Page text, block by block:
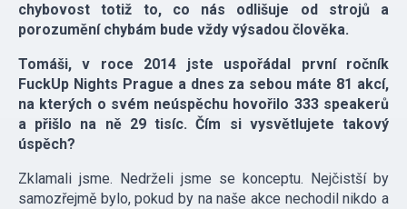
chybovost totiž to, co nás odlišuje od strojů a
porozumění chybám bude vždy výsadou člověka.
Tomáši, v roce 2014 jste uspořádal první ročník
FuckUp Nights Prague a dnes za sebou máte 81 akcí,
na kterých o svém neúspěchu hovořilo 333 speakerů
a přišlo na ně 29 tisíc. Čím si vysvětlujete takový
úspěch?
Zklamali jsme. Nedrželi jsme se konceptu. Nejčistší by
samozřejmě bylo, pokud by na naše akce nechodil nikdo a